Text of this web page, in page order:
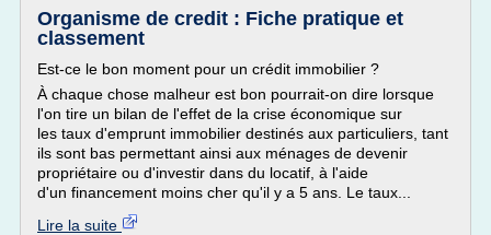
Organisme de credit : Fiche pratique et
classement
Est-ce le bon moment pour un crédit immobilier ?
À chaque chose malheur est bon pourrait-on dire lorsque
l'on tire un bilan de l'effet de la crise économique sur
les taux d'emprunt immobilier destinés aux particuliers, tant
ils sont bas permettant ainsi aux ménages de devenir
propriétaire ou d'investir dans du locatif, à l'aide
d'un financement moins cher qu'il y a 5 ans. Le taux...
Lire la suite